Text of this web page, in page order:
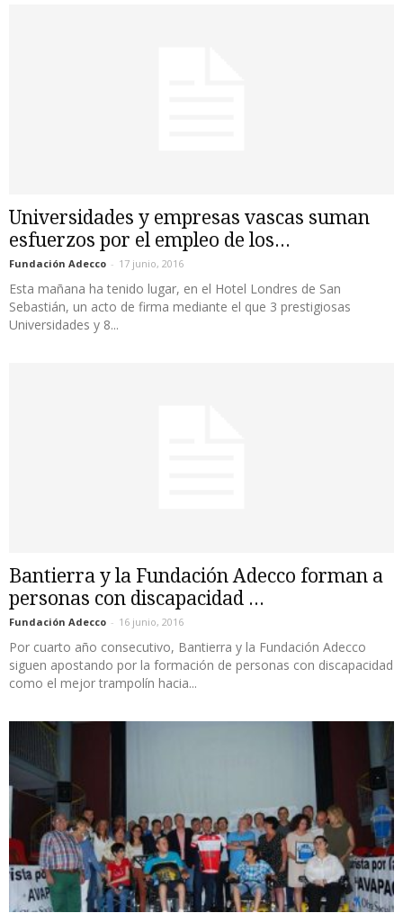
Universidades y empresas vascas suman
esfuerzos por el empleo de los...
Fundación Adecco - 17 junio, 2016
Esta mañana ha tenido lugar, en el Hotel Londres de San
Sebastián, un acto de firma mediante el que 3 prestigiosas
Universidades y 8...
Bantierra y la Fundación Adecco forman a
personas con discapacidad ...
Fundación Adecco - 16 junio, 2016
Por cuarto año consecutivo, Bantierra y la Fundación Adecco
siguen apostando por la formación de personas con discapacidad
como el mejor trampolín hacia...